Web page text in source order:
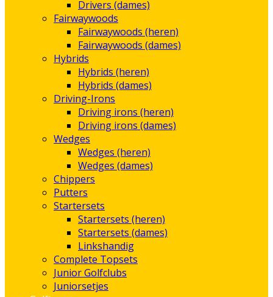
Drivers (dames)
Fairwaywoods
Fairwaywoods (heren)
Fairwaywoods (dames)
Hybrids
Hybrids (heren)
Hybrids (dames)
Driving-Irons
Driving irons (heren)
Driving irons (dames)
Wedges
Wedges (heren)
Wedges (dames)
Chippers
Putters
Startersets
Startersets (heren)
Startersets (dames)
Linkshandig
Complete Topsets
Junior Golfclubs
Juniorsetjes